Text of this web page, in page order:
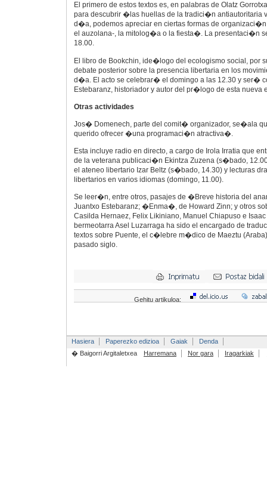
El primero de estos textos es, en palabras de Olatz
para descubrir �las huellas de la tradici�n antiautoritaria
d�a, podemos apreciar en ciertas formas de
el auzolana-, la mitolog�a o la fiesta�. La presentaci�n
18.00.
El libro de Bookchin, ide�logo del ecologismo social, por
debate posterior sobre la presencia libertaria en los
d�a. El acto se celebrar� el domingo a las 12.30 y ser�
Estebaranz, historiador y autor del pr�logo de esta nueva
Otras actividades
Jos� Domenech, parte del comit� organizador, se�ala
querido ofrecer �una programaci�n atractiva�.
Esta incluye radio en directo, a cargo de Irola Irratia que
de la veterana publicaci�n Ekintza Zuzena (s�bado,
el ateneo libertario Izar Beltz (s�bado, 14.30) y lecturas
libertarios en varios idiomas (domingo, 11.00).
Se leer�n, entre otros, pasajes de �Breve historia del
Juantxo Estebaranz; �Enma�, de Howard Zinn; y otros
Casilda Hernaez, Felix Likiniano, Manuel Chiapuso e
bermeotarra Asel Luzarraga ha sido el encargado de
textos sobre Puente, el c�lebre m�dico de Maeztu
pasado siglo.
Gehitu artikuloa:
Hasiera Paperezko edizioa Gaiak
Denda
� Baigorri Argitaletxea
Harremana Nor gara Iragarkiak